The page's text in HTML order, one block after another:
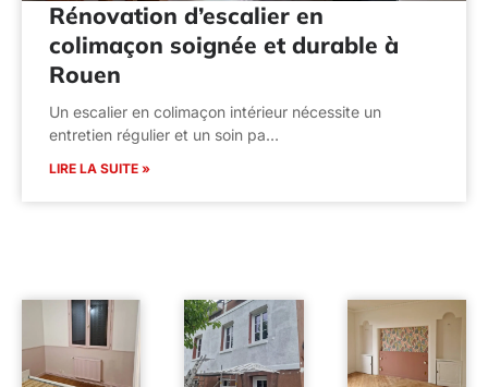
Rénovation d’escalier en
colimaçon soignée et durable à
Rouen
Un escalier en colimaçon intérieur nécessite un
entretien régulier et un soin pa…
LIRE LA SUITE »